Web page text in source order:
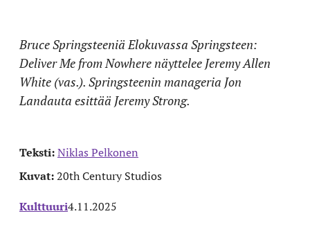
Bruce Springsteeniä Elokuvassa Springsteen:
Deliver Me from Nowhere näyttelee Jeremy Allen
White (vas.). Springsteenin manageria Jon
Landauta esittää Jeremy Strong.
Teksti:Niklas Pelkonen
Kuvat:20th Century Studios
Kulttuuri4.11.2025